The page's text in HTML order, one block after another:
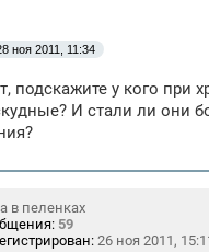
ноя 2011, 11:34
подскажите у кого при
И стали ли они
в пеленках
59
26 ноя 2011,